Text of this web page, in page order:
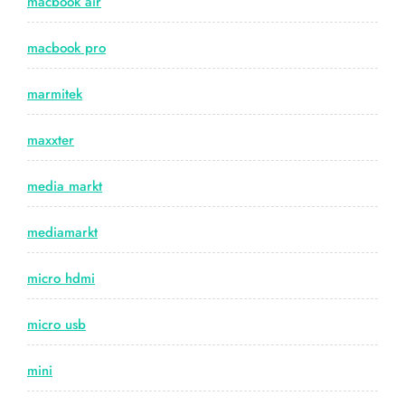
macbook pro
marmitek
maxxter
media markt
mediamarkt
micro hdmi
micro usb
mini